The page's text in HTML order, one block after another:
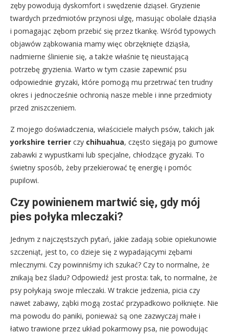
zęby powodują dyskomfort i swędzenie dziąseł. Gryzienie
twardych przedmiotów przynosi ulgę, masując obolałe dziąsła
i pomagając zębom przebić się przez tkankę. Wśród typowych
objawów ząbkowania mamy więc obrzęknięte dziąsła,
nadmierne ślinienie się, a także właśnie tę nieustającą
potrzebę gryzienia. Warto w tym czasie zapewnić psu
odpowiednie gryzaki, które pomogą mu przetrwać ten trudny
okres i jednocześnie ochronią nasze meble i inne przedmioty
przed zniszczeniem.
Z mojego doświadczenia, właściciele małych psów, takich jak
yorkshire terrier czy chihuahua, często sięgają po gumowe
zabawki z wypustkami lub specjalne, chłodzące gryzaki. To
świetny sposób, żeby przekierować tę energię i pomóc
pupilowi.
Czy powinienem martwić się, gdy mój
pies połyka mleczaki?
Jednym z najczęstszych pytań, jakie zadają sobie opiekunowie
szczeniąt, jest to, co dzieje się z wypadającymi zębami
mlecznymi. Czy powinniśmy ich szukać? Czy to normalne, że
znikają bez śladu? Odpowiedź jest prosta: tak, to normalne, że
psy połykają swoje mleczaki. W trakcie jedzenia, picia czy
nawet zabawy, ząbki mogą zostać przypadkowo połknięte. Nie
ma powodu do paniki, ponieważ są one zazwyczaj małe i
łatwo trawione przez układ pokarmowy psa, nie powodując